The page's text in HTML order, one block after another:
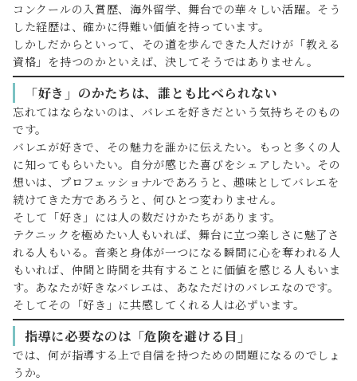
コンクールの入賞歴、海外留学、舞台での華々しい活躍。そう
した経歴は、確かに得難い価値を持っています。
しかしだからといって、その道を歩んできた人だけが「教える
資格」を持つのかといえば、決してそうではありません。
「好き」のかたちは、誰とも比べられない
忘れてはならないのは、バレエを好きだという気持ちそのもの
です。
バレエが好きで、その魅力を誰かに伝えたい。もっと多くの人
に知ってもらいたい。自分が感じた喜びをシェアしたい。その
想いは、プロフェッショナルであろうと、趣味としてバレエを
続けてきた方であろうと、何ひとつ変わりません。
そして「好き」には人の数だけかたちがあります。
テクニックを極めたい人もいれば、舞台に立つ楽しさに魅了さ
れる人もいる。音楽と身体が一つになる瞬間に心を奪われる人
もいれば、仲間と時間を共有することに価値を感じる人もいま
す。あなたが好きなバレエは、あなただけのバレエなのです。
そしてその「好き」に共感してくれる人は必ずいます。
指導に必要なのは「危険を避ける目」
では、何が指導する上で自信を持つための問題になるのでしょ
うか。